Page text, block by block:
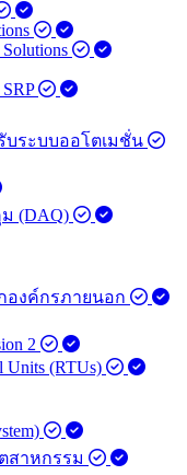
บระบบออโตเมชั่น
(DAQ)
องค์กรภายนอก
2
Units (RTUs)
สาหกรรม